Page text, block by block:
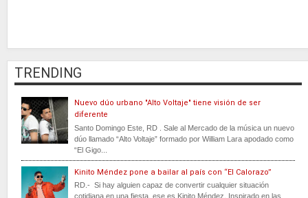
TRENDING
Nuevo dúo urbano "Alto Voltaje" tiene visión de ser
diferente
Santo Domingo Este, RD . Sale al Mercado de la música un nuevo
dúo llamado “Alto Voltaje” formado por William Lara apodado como
“El Gigo...
Kinito Méndez pone a bailar al país con “El Calorazo”
RD.- Si hay alguien capaz de convertir cualquier situación
cotidiana en una fiesta, ese es Kinito Méndez. Inspirado en las